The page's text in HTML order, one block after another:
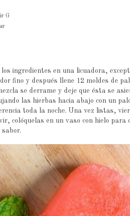
G
los ingredientes en una licuadora,
fino y después llene 12 moldes de
se derrame y deje que ésta se
las hierbas hacia abajo con un
toda la noche. Una vez listas,
colóquelas en un vaso con hielo